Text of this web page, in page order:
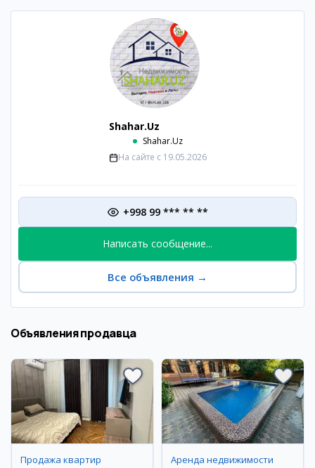
Shahar.Uz
Shahar.Uz
На сайте с 19.05.2026
+998 99 *** ** **
Написать сообщение...
Все объявления →
Объявления продавца
Продажа квартир Аренда недвижимости